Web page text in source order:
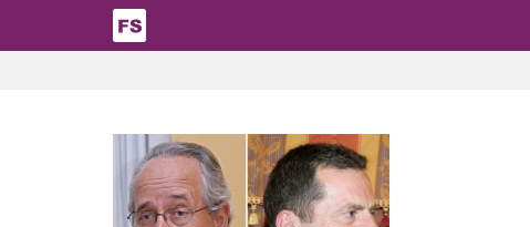
Pasar al contenido principal